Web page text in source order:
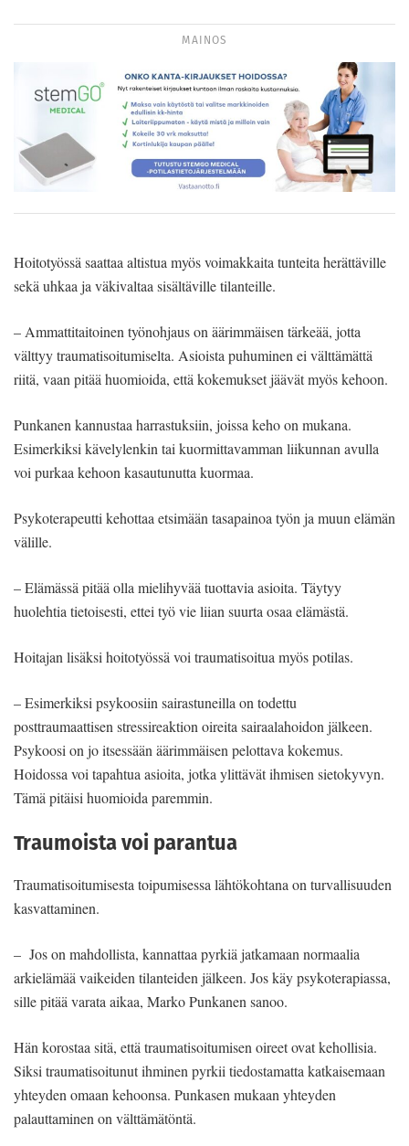
MAINOS
Hoitotyössä saattaa altistua myös voimakkaita tunteita herättäville
sekä uhkaa ja väkivaltaa sisältäville tilanteille.
– Ammattitaitoinen työnohjaus on äärimmäisen tärkeää, jotta
välttyy traumatisoitumiselta. Asioista puhuminen ei välttämättä
riitä, vaan pitää huomioida, että kokemukset jäävät myös kehoon.
Punkanen kannustaa harrastuksiin, joissa keho on mukana.
Esimerkiksi kävelylenkin tai kuormittavamman liikunnan avulla
voi purkaa kehoon kasautunutta kuormaa.
Psykoterapeutti kehottaa etsimään tasapainoa työn ja muun elämän
välille.
– Elämässä pitää olla mielihyvää tuottavia asioita. Täytyy
huolehtia tietoisesti, ettei työ vie liian suurta osaa elämästä.
Hoitajan lisäksi hoitotyössä voi traumatisoitua myös potilas.
– Esimerkiksi psykoosiin sairastuneilla on todettu
posttraumaattisen stressireaktion oireita sairaalahoidon jälkeen.
Psykoosi on jo itsessään äärimmäisen pelottava kokemus.
Hoidossa voi tapahtua asioita, jotka ylittävät ihmisen sietokyvyn.
Tämä pitäisi huomioida paremmin.
Traumoista voi parantua
Traumatisoitumisesta toipumisessa lähtökohtana on turvallisuuden
kasvattaminen.
– Jos on mahdollista, kannattaa pyrkiä jatkamaan normaalia
arkielämää vaikeiden tilanteiden jälkeen. Jos käy psykoterapiassa,
sille pitää varata aikaa, Marko Punkanen sanoo.
Hän korostaa sitä, että traumatisoitumisen oireet ovat kehollisia.
Siksi traumatisoitunut ihminen pyrkii tiedostamatta katkaisemaan
yhteyden omaan kehoonsa. Punkasen mukaan yhteyden
palauttaminen on välttämätöntä.